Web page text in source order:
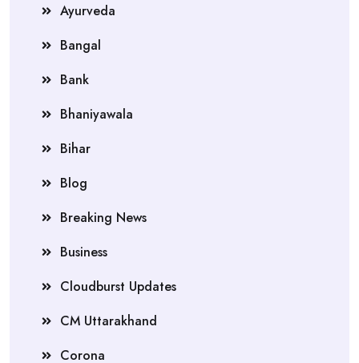
Ayurveda
Bangal
Bank
Bhaniyawala
Bihar
Blog
Breaking News
Business
Cloudburst Updates
CM Uttarakhand
Corona